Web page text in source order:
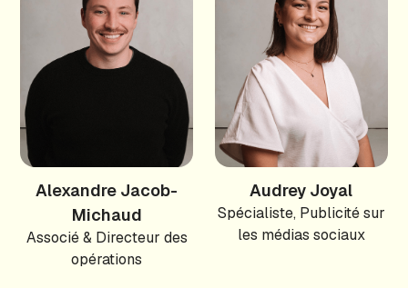
Alexandre Jacob-
Michaud
Associé & Directeur des
opérations
Audrey Joyal
Spécialiste, Publicité sur
les médias sociaux